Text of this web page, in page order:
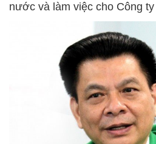
nước và làm việc cho Công